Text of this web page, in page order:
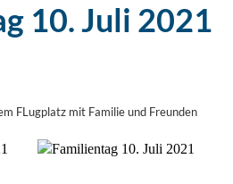
10. Juli 2021
FLugplatz mit Familie und Freunden